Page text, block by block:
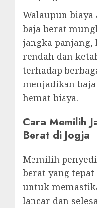
Walaupun
baja berat
jangka panjang,
rendah dan
terhadap
menjadikan
hemat biaya.
Cara Memilih
Berat di Jogja
Memilih
berat yang tepat
untuk
lancar dan